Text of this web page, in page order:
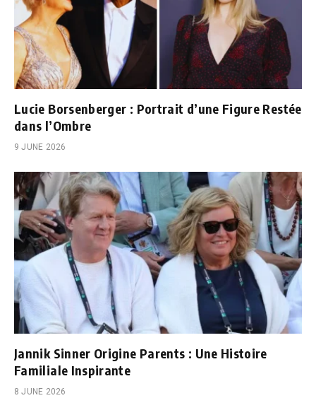
Lucie Borsenberger : Portrait d’une Figure Restée
dans l’Ombre
9 JUNE 2026
Jannik Sinner Origine Parents : Une Histoire
Familiale Inspirante
8 JUNE 2026